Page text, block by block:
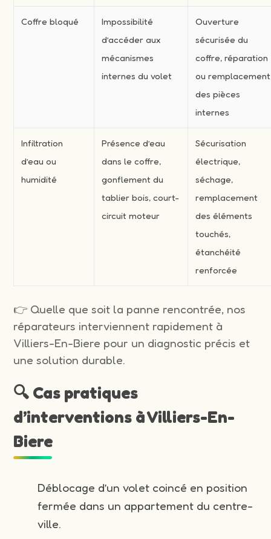
Coffre bloqué
Impossibilité
d’accéder aux
mécanismes
internes du volet
Ouverture
sécurisée du
coffre, réparation
ou remplacement
des pièces
internes
Infiltration
d’eau ou
humidité
Présence d’eau
dans le coffre,
gonflement du
tablier bois, court-
circuit moteur
Sécurisation
électrique,
séchage,
remplacement
des éléments
touchés,
étanchéité
renforcée
👉 Quelle que soit la panne rencontrée, nos
réparateurs interviennent rapidement à
Villiers-En-Biere pour un diagnostic précis et
une solution durable.
🔍 Cas pratiques
d’interventions à Villiers-En-
Biere
Déblocage d’un volet coincé en position
fermée dans un appartement du centre-
ville.